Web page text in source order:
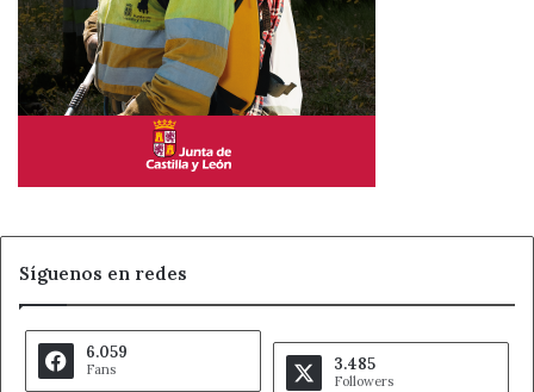
Síguenos en redes
6.059
Fans 3.485
Followers